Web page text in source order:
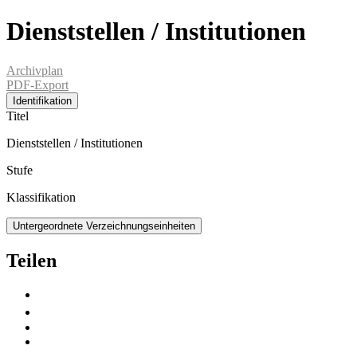
Dienststellen / Institutionen
Archivplan
PDF-Export
Identifikation
Titel
Dienststellen / Institutionen
Stufe
Klassifikation
Untergeordnete Verzeichnungseinheiten
Teilen